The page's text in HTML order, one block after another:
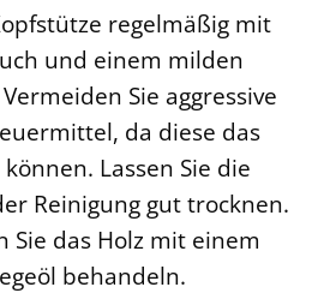
regelmäßig mit
und einem milden
Sie aggressive
da diese das
Lassen Sie die
Reinigung gut trocknen.
Sie das Holz mit einem
behandeln.